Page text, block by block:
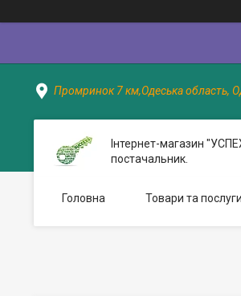
Промринок 7 км,Одеська область,
Інтернет-магазин
постачальник.
Головна Товари та послуги